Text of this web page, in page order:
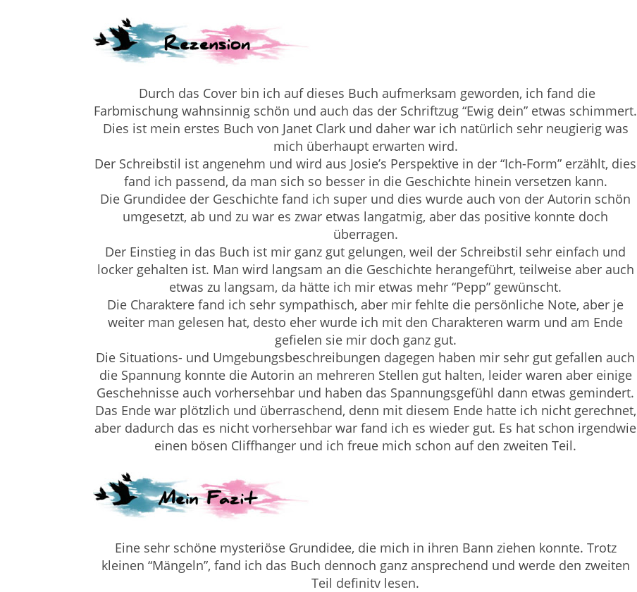
Durch das Cover bin ich auf dieses Buch aufmerksam geworden, ich fand die
Farbmischung wahnsinnig schön und auch das der Schriftzug “Ewig dein” etwas schimmert.
Dies ist mein erstes Buch von Janet Clark und daher war ich natürlich sehr neugierig was
mich überhaupt erwarten wird.
Der Schreibstil ist angenehm und wird aus Josie’s Perspektive in der “Ich-Form” erzählt, dies
fand ich passend, da man sich so besser in die Geschichte hinein versetzen kann.
Die Grundidee der Geschichte fand ich super und dies wurde auch von der Autorin schön
umgesetzt, ab und zu war es zwar etwas langatmig, aber das positive konnte doch
überragen.
Der Einstieg in das Buch ist mir ganz gut gelungen, weil der Schreibstil sehr einfach und
locker gehalten ist. Man wird langsam an die Geschichte herangeführt, teilweise aber auch
etwas zu langsam, da hätte ich mir etwas mehr “Pepp” gewünscht.
Die Charaktere fand ich sehr sympathisch, aber mir fehlte die persönliche Note, aber je
weiter man gelesen hat, desto eher wurde ich mit den Charakteren warm und am Ende
gefielen sie mir doch ganz gut.
Die Situations- und Umgebungsbeschreibungen dagegen haben mir sehr gut gefallen auch
die Spannung konnte die Autorin an mehreren Stellen gut halten, leider waren aber einige
Geschehnisse auch vorhersehbar und haben das Spannungsgefühl dann etwas gemindert.
Das Ende war plötzlich und überraschend, denn mit diesem Ende hatte ich nicht gerechnet,
aber dadurch das es nicht vorhersehbar war fand ich es wieder gut. Es hat schon irgendwie
einen bösen Cliffhanger und ich freue mich schon auf den zweiten Teil.
Eine sehr schöne mysteriöse Grundidee, die mich in ihren Bann ziehen konnte. Trotz
kleinen “Mängeln”, fand ich das Buch dennoch ganz ansprechend und werde den zweiten
Teil definitv lesen.